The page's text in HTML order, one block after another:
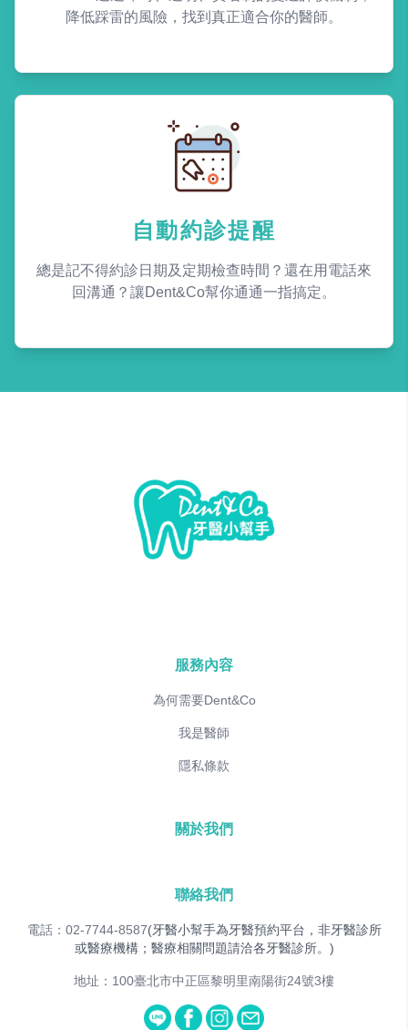
降低踩雷的風險，找到真正適合你的醫師。
自動約診提醒
總是記不得約診日期及定期檢查時間？還在用電話來
回溝通？讓Dent&Co幫你通通一指搞定。
服務內容
為何需要Dent&Co
我是醫師
隱私條款
關於我們
聯絡我們
電話：02-7744-8587(牙醫小幫手為牙醫預約平台，非牙醫診所
或醫療機構；醫療相關問題請洽各牙醫診所。)
地址：100臺北市中正區黎明里南陽街24號3樓